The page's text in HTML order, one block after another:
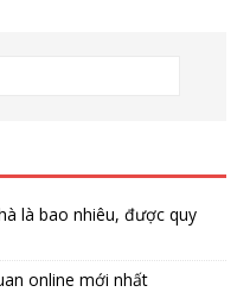
là bao nhiêu, được quy
online mới nhất